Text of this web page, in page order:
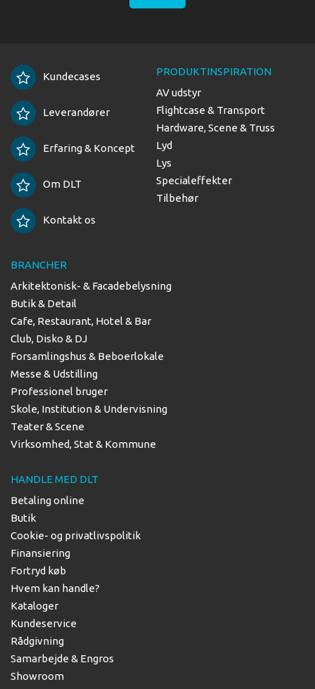
Kundecases
Leverandører
Erfaring & Koncept
Om DLT
Kontakt os
PRODUKTINSPIRATION
AV udstyr
Flightcase & Transport
Hardware, Scene & Truss
Lyd
Lys
Specialeffekter
Tilbehør
BRANCHER
Arkitektonisk- & Facadebelysning
Butik & Detail
Cafe, Restaurant, Hotel & Bar
Club, Disko & DJ
Forsamlingshus & Beboerlokale
Messe & Udstilling
Professionel bruger
Skole, Institution & Undervisning
Teater & Scene
Virksomhed, Stat & Kommune
HANDLE MED DLT
Betaling online
Butik
Cookie- og privatlivspolitik
Finansiering
Fortryd køb
Hvem kan handle?
Kataloger
Kundeservice
Rådgivning
Samarbejde & Engros
Showroom